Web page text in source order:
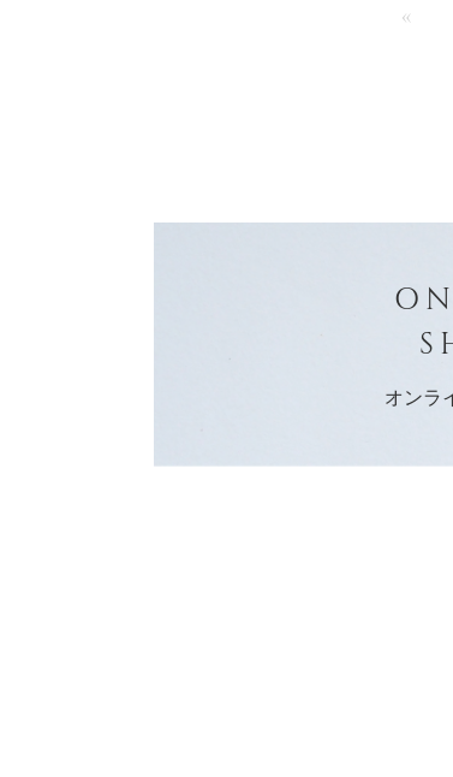
«
オンラ